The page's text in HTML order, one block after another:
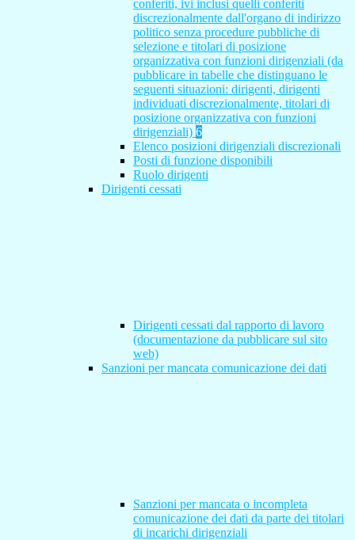
conferiti, ivi inclusi quelli conferiti
discrezionalmente dall'organo di indirizzo
politico senza procedure pubbliche di
selezione e titolari di posizione
organizzativa con funzioni dirigenziali (da
pubblicare in tabelle che distinguano le
seguenti situazioni: dirigenti, dirigenti
individuati discrezionalmente, titolari di
posizione organizzativa con funzioni
dirigenziali) 6
Elenco posizioni dirigenziali discrezionali
Posti di funzione disponibili
Ruolo dirigenti
Dirigenti cessati
Dirigenti cessati dal rapporto di lavoro
(documentazione da pubblicare sul sito
web)
Sanzioni per mancata comunicazione dei dati
Sanzioni per mancata o incompleta
comunicazione dei dati da parte dei titolari
di incarichi dirigenziali